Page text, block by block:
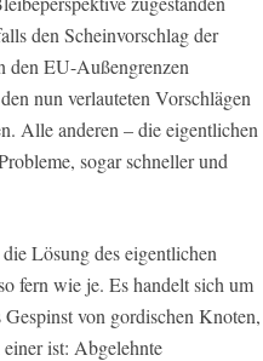
den Scheinvorschlag der
den EU-Außengrenzen
nun verlauteten Vorschlägen
Alle anderen – die eigentlichen
sogar schneller und
Lösung des eigentlichen
fern wie je. Es handelt sich um
Gespinst von gordischen Knoten,
einer ist: Abgelehnte